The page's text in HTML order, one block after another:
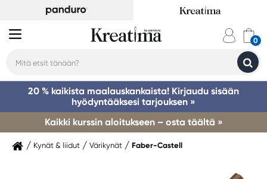
20 % kaikista maalauskankaista! Kirjaudu sisään
hyödyntääksesi tarjouksen »
Kaikki kurssin aloitukseen – osta täältä »
Kynät & liidut Värikynät Faber-Castell